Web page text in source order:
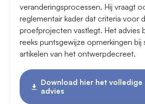
veranderingsprocessen. Hij vraagt
reglementair kader dat criteria voor
proefprojecten vastlegt. Het advies
reeks puntsgewijze opmerkingen bij
artikelen van het ontwerpdecreet.
Download hier het volledige
advies